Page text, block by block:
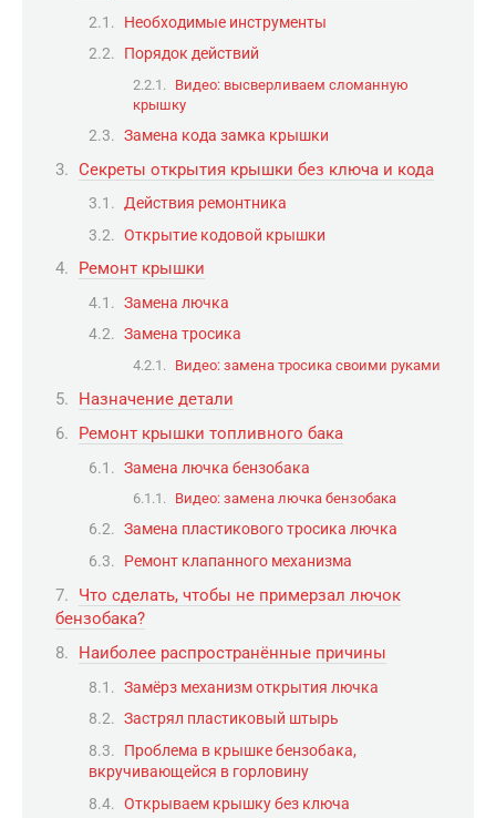
Необходимые инструменты
Порядок действий
Видео: высверливаем сломанную
крышку
Замена кода замка крышки
Секреты открытия крышки без ключа и кода
Действия ремонтника
Открытие кодовой крышки
Ремонт крышки
Замена лючка
Замена тросика
Видео: замена тросика своими руками
Назначение детали
Ремонт крышки топливного бака
Замена лючка бензобака
Видео: замена лючка бензобака
Замена пластикового тросика лючка
Ремонт клапанного механизма
Что сделать, чтобы не примерзал лючок
бензобака?
Наиболее распространённые причины
Замёрз механизм открытия лючка
Застрял пластиковый штырь
Проблема в крышке бензобака,
вкручивающейся в горловину
Открываем крышку без ключа